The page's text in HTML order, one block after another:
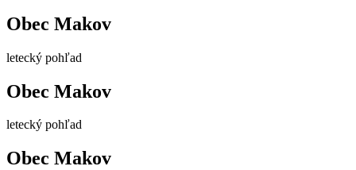
Obec Makov
letecký pohľad
Obec Makov
letecký pohľad
Obec Makov